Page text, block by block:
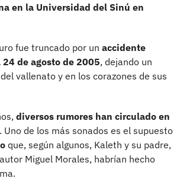
en la Universidad del Sinú en
fue truncado por un accidente
de agosto de 2005, dejando un
vallenato y en los corazones de sus
diversos rumores han circulado en
. Uno de los más sonados es el supuesto
que, según algunos, Kaleth y su padre,
Miguel Morales, habrían hecho